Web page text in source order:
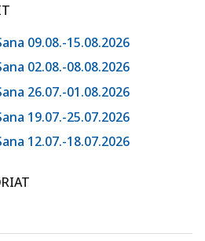
09.08.-15.08.2026
02.08.-08.08.2026
26.07.-01.08.2026
19.07.-25.07.2026
12.07.-18.07.2026